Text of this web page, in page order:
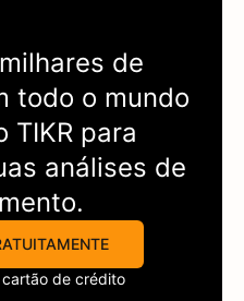
de
todo o mundo
TIKR para
análises de
de crédito